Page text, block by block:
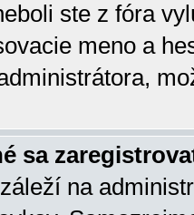
ste z fóra
meno a
sa
na